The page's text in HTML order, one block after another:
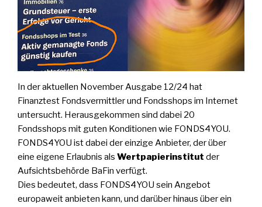
In der aktuellen November Ausgabe 12/24 hat
Finanztest Fondsvermittler und Fondsshops im Internet
untersucht. Herausgekommen sind dabei 20
Fondsshops mit guten Konditionen wie FONDS4YOU.
FONDS4YOU ist dabei der einzige Anbieter, der über
eine eigene Erlaubnis als Wertpapierinstitut der
Aufsichtsbehörde BaFin verfügt.
Dies bedeutet, dass FONDS4YOU sein Angebot
europaweit anbieten kann, und darüber hinaus über ein